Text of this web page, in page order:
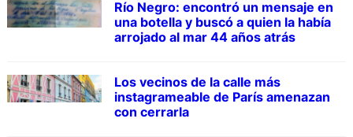
Río Negro: encontró un mensaje en
una botella y buscó a quien la había
arrojado al mar 44 años atrás
Los vecinos de la calle más
instagrameable de París amenazan
con cerrarla